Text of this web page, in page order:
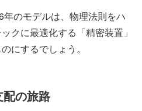
のモデルは、物理法則をハ
クに最適化する「精密装置」
にするでしょう。
の旅路